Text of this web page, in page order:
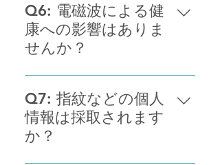
く感じる方もいます。効果への影
響や、人体への副作用もございま
せん。安心してご利用ください。
Q6: 電磁波による健
康への影響はありま
せんか？
エネルギーの流れは一般的な電磁
波とは異なり、東洋医学で言う
「気」に近いものです。健康被害
への影響はありません。
Q7: 指紋などの個人
情報は採取されます
か？